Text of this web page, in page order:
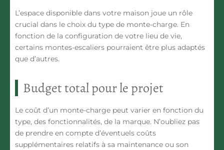
L’espace disponible dans votre maison joue un rôle
crucial dans le choix du type de monte-charge. En
fonction de la configuration de votre lieu de vie,
certains montes-escaliers pourraient être plus adaptés
que d’autres.
Budget total pour le projet
Le coût d’un monte-charge peut varier en fonction du
type, des fonctionnalités, de la marque. N’oubliez pas
de prendre en compte d’éventuels coûts
supplémentaires relatifs à sa maintenance ou son